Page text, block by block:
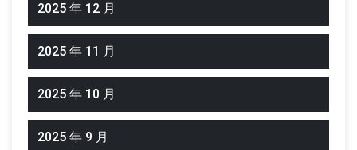
2025 年 12 月
2025 年 11 月
2025 年 10 月
2025 年 9 月